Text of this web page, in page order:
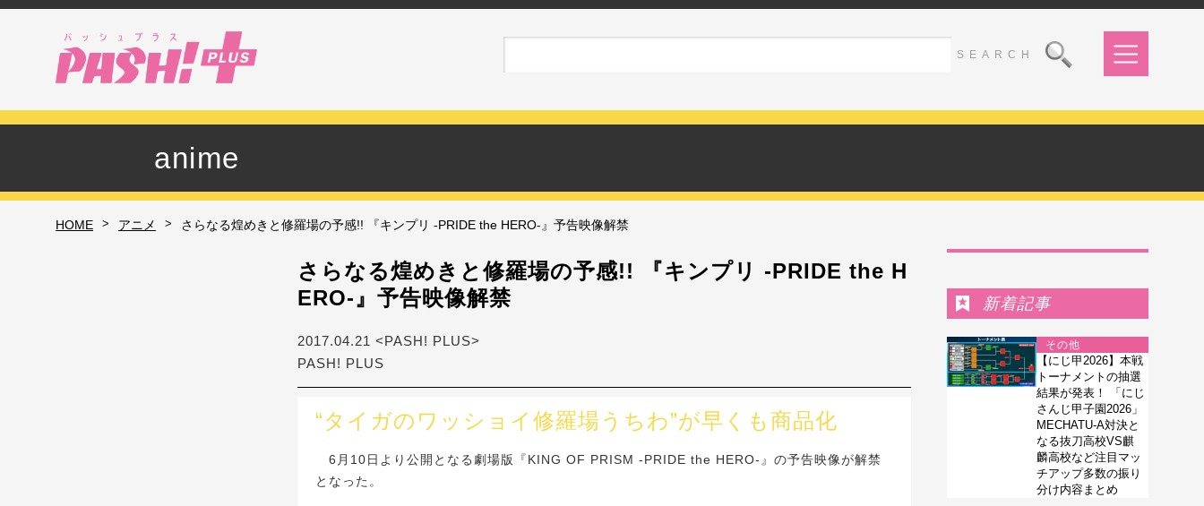
anime
HOME > アニメ > さらなる煌めきと修羅場の予感!! 『キンプリ -PRIDE the HERO-』予告映像解禁
さらなる煌めきと修羅場の予感!! 『キンプリ -PRIDE the H
ERO-』予告映像解禁
2017.04.21 <PASH! PLUS>
PASH! PLUS
“タイガのワッショイ修羅場うちわ”が早くも商品化
6月10日より公開となる劇場版『KING OF PRISM -PRIDE the HERO-』の予告映像が解禁
となった。
新着記事
その他
【にじ甲2026】本戦
トーナメントの抽選
結果が発表！ 「にじ
さんじ甲子園2026」
MECHATU-A対決と
なる抜刀高校VS麒
麟高校など注目マッ
チアップ多数の振り
分け内容まとめ